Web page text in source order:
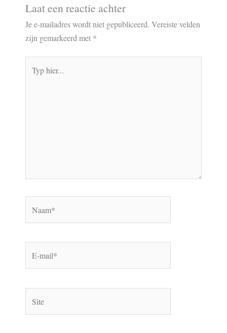
Laat een reactie achter
Je e-mailadres wordt niet gepubliceerd. Vereiste velden
zijn gemarkeerd met *
hier...
mail*